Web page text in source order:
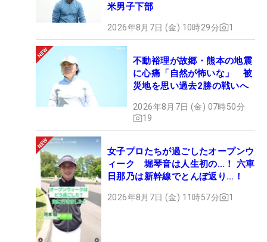
米男子下部
2026年8月7日 (金) 10時29分 1
不動裕理が故郷・熊本の地震
に心痛「自然が怖いな」 被
災地を思い過去2勝の戦いへ
2026年8月7日 (金) 07時50分
19
女子プロたちが過ごしたオープンウ
ィーク 堀琴音は人生初の…！ 六車
日那乃は新幹線でとんぼ返り…！
2026年8月7日 (金) 11時57分 1